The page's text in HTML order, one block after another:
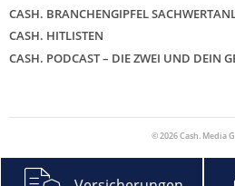
CASH. BRANCHENGIPFEL
CASH. HITLISTEN
CASH. PODCAST – DIE ZWEI UND DEIN
© 2026 Cash. Media